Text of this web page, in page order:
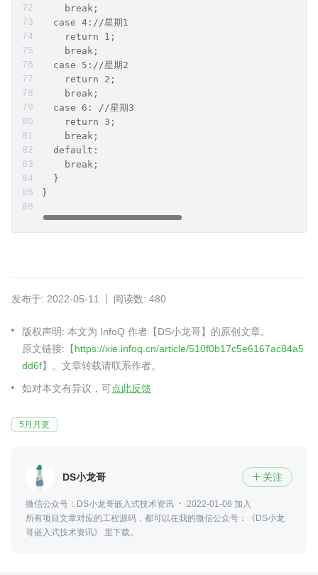
    break;
  case 4://星期1
    return 1;
    break;
  case 5://星期2
    return 2;
    break;
  case 6: //星期3
    return 3;
    break;
  default:
    break;
  }
}
发布于: 2022-05-11 阅读数: 480
版权声明: 本文为 InfoQ 作者【DS小龙哥】的原创文章。
原文链接:【https://xie.infoq.cn/article/510f0b17c5e6167ac84a5
dd6f】。文章转载请联系作者。
如对本文有异议，可点此反馈
5月月更
DS小龙哥  关注
微信公众号：DS小龙哥嵌入式技术资讯
2022-01-06 加入
所有项目文章对应的工程源码，都可以在我的微信公众号：《DS小龙
哥嵌入式技术资讯》 里下载。